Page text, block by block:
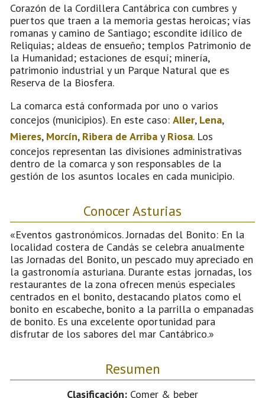
Corazón de la Cordillera Cantábrica con cumbres y
puertos que traen a la memoria gestas heroicas; vías
romanas y camino de Santiago; escondite idílico de
Reliquias; aldeas de ensueño; templos Patrimonio de
la Humanidad; estaciones de esquí; minería,
patrimonio industrial y un Parque Natural que es
Reserva de la Biosfera.
La comarca está conformada por uno o varios
concejos (municipios). En este caso: Aller, Lena,
Mieres, Morcín, Ribera de Arriba y Riosa. Los
concejos representan las divisiones administrativas
dentro de la comarca y son responsables de la
gestión de los asuntos locales en cada municipio.
Conocer Asturias
«Eventos gastronómicos. Jornadas del Bonito: En la
localidad costera de Candás se celebra anualmente
las Jornadas del Bonito, un pescado muy apreciado en
la gastronomía asturiana. Durante estas jornadas, los
restaurantes de la zona ofrecen menús especiales
centrados en el bonito, destacando platos como el
bonito en escabeche, bonito a la parrilla o empanadas
de bonito. Es una excelente oportunidad para
disfrutar de los sabores del mar Cantábrico.»
Resumen
Clasificación: Comer & beber